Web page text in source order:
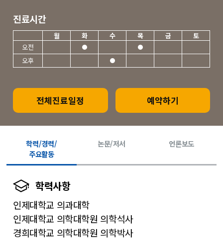
진료시간
월 화 수 목 금
토
오전
오후
전체진료일정 예약하기
학력/경력/
주요활동
논문/저서 언론보도
학력사항
인제대학교 의과대학
인제대학교 의학대학원 의학석사
경희대학교 의학대학원 의학박사